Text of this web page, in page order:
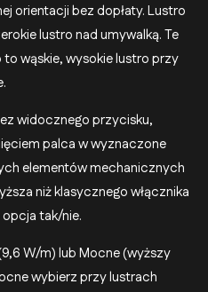
orientacji bez dopłaty. Lustro
lustro nad umywalką. Te
wąskie, wysokie lustro przy
widocznego przycisku,
palca w wyznaczone
elementów mechanicznych
niż klasycznego włącznika
tak/nie.
W/m) lub Mocne (wyższy
wybierz przy lustrach